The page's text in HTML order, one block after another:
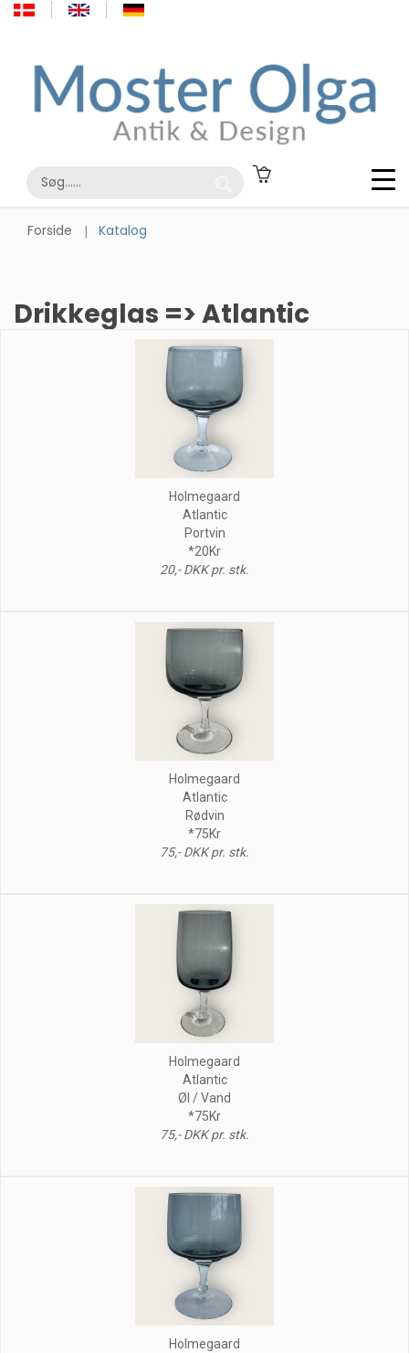
Forside Katalog
Drikkeglas => Atlantic
Holmegaard
Atlantic
Portvin
*20Kr
20,- DKK pr. stk.
Holmegaard
Atlantic
Rødvin
*75Kr
75,- DKK pr. stk.
Holmegaard
Atlantic
Øl / Vand
*75Kr
75,- DKK pr. stk.
Holmegaard